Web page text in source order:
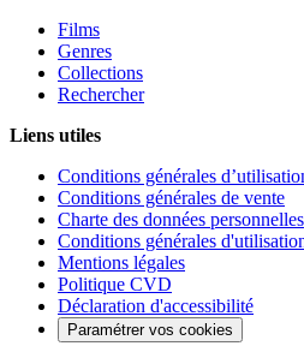
Films
Genres
Collections
Rechercher
Liens utiles
Conditions générales
Conditions générales de vente
Charte des données personnelles
Conditions générales
Mentions légales
Politique CVD
Déclaration d'accessibilité
Paramétrer vos cookies